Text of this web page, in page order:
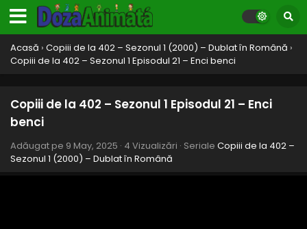
Acasă › Copiii de la 402 – Sezonul 1 (2000) – Dublat în Română ›
Copiii de la 402 – Sezonul 1 Episodul 21 – Enci benci
Copiii de la 402 – Sezonul 1 Episodul 21 – Enci
benci
Adăugat pe 9 May, 2025 · 4 Vizualizări · Seriale Copiii de la 402 –
Sezonul 1 (2000) – Dublat în Română